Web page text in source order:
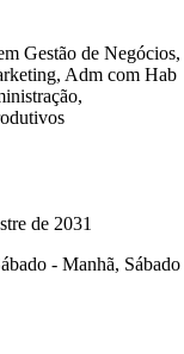
Gestão de Negócios,
Adm com Hab
de 2031
- Manhã, Sábado